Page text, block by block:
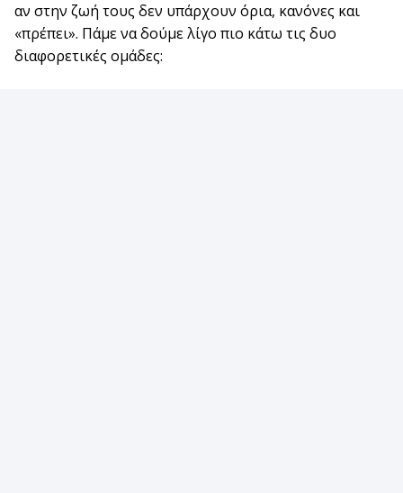
αν στην ζωή τους δεν υπάρχουν όρια, κανόνες και
«πρέπει». Πάμε να δούμε λίγο πιο κάτω τις δυο
διαφορετικές ομάδες: